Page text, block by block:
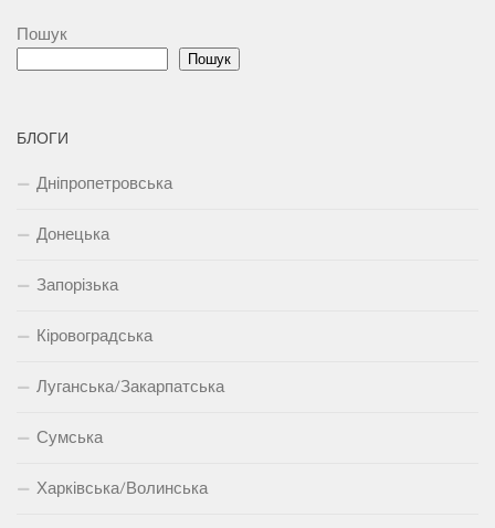
Пошук
Пошук
БЛОГИ
Дніпропетровська
Донецька
Запорізька
Кіровоградська
Луганська/Закарпатська
Сумська
Харківська/Волинська